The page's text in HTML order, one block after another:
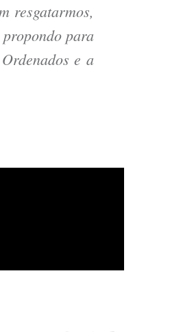
resgatarmos,
para
e a